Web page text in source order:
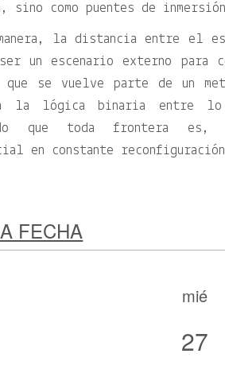
sino como puentes de
la distancia entre el
un escenario externo para
que se vuelve parte de un
la lógica binaria entre lo
que toda frontera es,
en constante
FECHA
mié
27